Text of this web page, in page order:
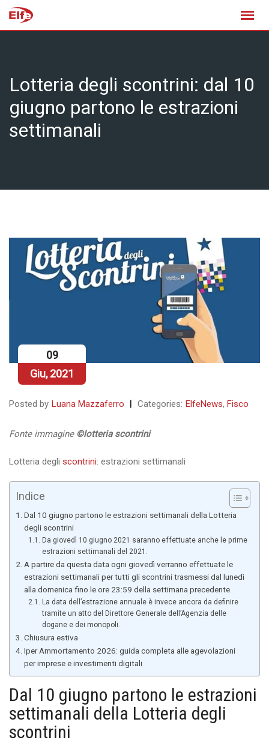
Skip
Lotteria degli scontrini: dal 10
giugno partono le estrazioni
settimanali
09
Giu, 2021
Posted by Luana Mazzaferro Categories: ElfeNews, Fisco
Fonte immagine ©lotteria scontrini
Lotteria degli scontrini: estrazioni settimanali
Indice
Dal 10 giugno partono le estrazioni settimanali della Lotteria
degli scontrini
Da giovedì 10 giugno 2021 saranno effettuate anche le prime
estrazioni settimanali del 2021.
A partire da questa data ogni giovedì verranno effettuate le
estrazioni settimanali per tutti gli scontrini trasmessi dal lunedì
alla domenica fino le ore 23:59 della settimana precedente.
La data dell’estrazione annuale è invece ancora da definire
tramite un atto del Direttore Generale dell’Agenzia delle
dogane e dei monopoli.
Chiusura estiva
Iper Ammortamento 2026: guida completa alle agevolazioni
per imprese e investimenti digitali
Dal 10 giugno partono le estrazioni
settimanali della Lotteria degli
scontrini